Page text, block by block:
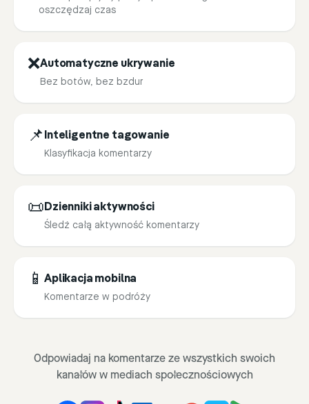
oszczędzaj czas
❌Automatyczne ukrywanie
Bez botów, bez bzdur
📌 Inteligentne tagowanie
Klasyfikacja komentarzy
📜 Dzienniki aktywności
Śledź całą aktywność komentarzy
📱 Aplikacja mobilna
Komentarze w podróży
Odpowiadaj na komentarze ze wszystkich swoich
kanałów w mediach społecznościowych